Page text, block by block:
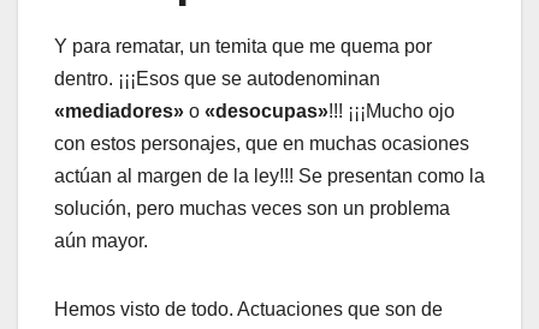
Y para rematar, un temita que me quema por
dentro. ¡¡¡Esos que se autodenominan
«mediadores» o «desocupas»!!! ¡¡¡Mucho ojo
con estos personajes, que en muchas ocasiones
actúan al margen de la ley!!! Se presentan como la
solución, pero muchas veces son un problema
aún mayor.
Hemos visto de todo. Actuaciones que son de